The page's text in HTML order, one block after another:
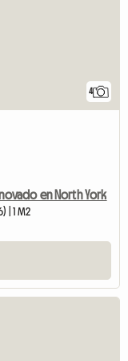
4
en North York
| 1 M2